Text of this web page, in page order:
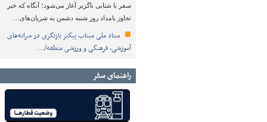
سفر با شتابی ناگزیر آغاز می‌شود؛ آنگاه که خبر
تجاوز بامداد روز شنبه دشمن به شریان‌های…
ستاد ملی میناب پیگیر بازنگری در سرانه‌های
آموزشی، فرهنگی و ورزشی منطقه/…
راهنمای سفر